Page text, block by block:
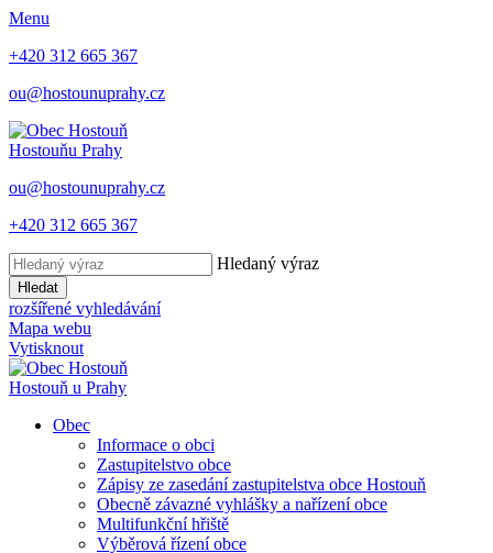
Menu
+420 312 665 367
ou@hostounuprahy.cz
Hostouňu Prahy
ou@hostounuprahy.cz
+420 312 665 367
Hledaný výraz
Hledat
rozšířené vyhledávání
Mapa webu
Vytisknout
Hostouň u Prahy
Obec
Informace o obci
Zastupitelstvo obce
Zápisy ze zasedání zastupitelstva obce Hostouň
Obecně závazné vyhlášky a nařízení obce
Multifunkční hřiště
Výběrová řízení obce